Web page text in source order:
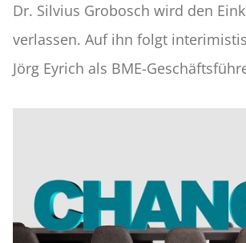
Dr. Silvius Grobosch wird den
verlassen. Auf ihn folgt
Jörg Eyrich als BME-